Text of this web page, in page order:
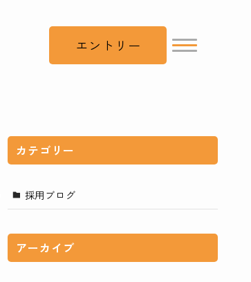
エントリー
カテゴリー
採用ブログ
アーカイブ